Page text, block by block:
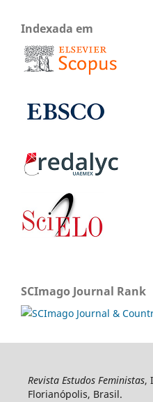
Indexada em
SCImago Journal Rank
Revista Estudos Feministas,
Florianópolis, Brasil.